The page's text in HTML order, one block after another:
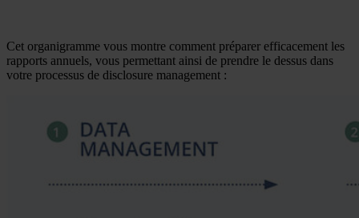
Cet organigramme vous montre comment préparer efficacement les
rapports annuels, vous permettant ainsi de prendre le dessus dans
votre processus de disclosure management :